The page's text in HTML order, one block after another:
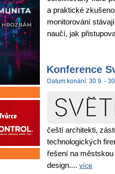
a praktické
monitorování
naučí, jak
Konference
Datum konání: 30.9. -
čeští architekti,
technologických
řešení na
design.... více